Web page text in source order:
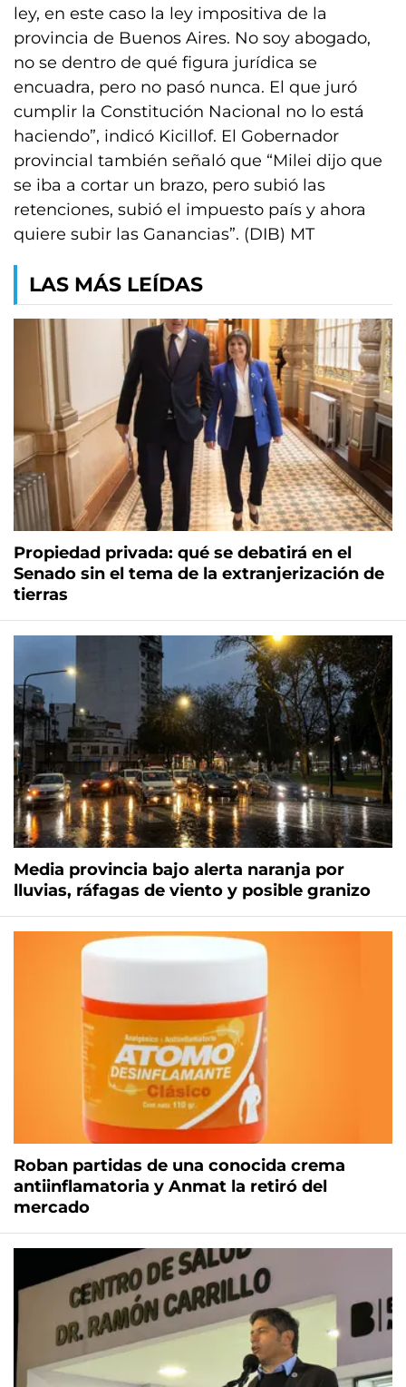
ley, en este caso la ley impositiva de la
provincia de Buenos Aires. No soy abogado,
no se dentro de qué figura jurídica se
encuadra, pero no pasó nunca. El que juró
cumplir la Constitución Nacional no lo está
haciendo”, indicó Kicillof. El Gobernador
provincial también señaló que “Milei dijo que
se iba a cortar un brazo, pero subió las
retenciones, subió el impuesto país y ahora
quiere subir las Ganancias”. (DIB) MT
LAS MÁS LEÍDAS
Propiedad privada: qué se debatirá en el
Senado sin el tema de la extranjerización de
tierras
Media provincia bajo alerta naranja por
lluvias, ráfagas de viento y posible granizo
Roban partidas de una conocida crema
antiinflamatoria y Anmat la retiró del
mercado